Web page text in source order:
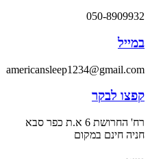
050-8909932
במייל
americansleep1234@gmail.com
קפצו לבקר
רח' החרושת 6 א.ת כפר סבא
חניה חינם במקום